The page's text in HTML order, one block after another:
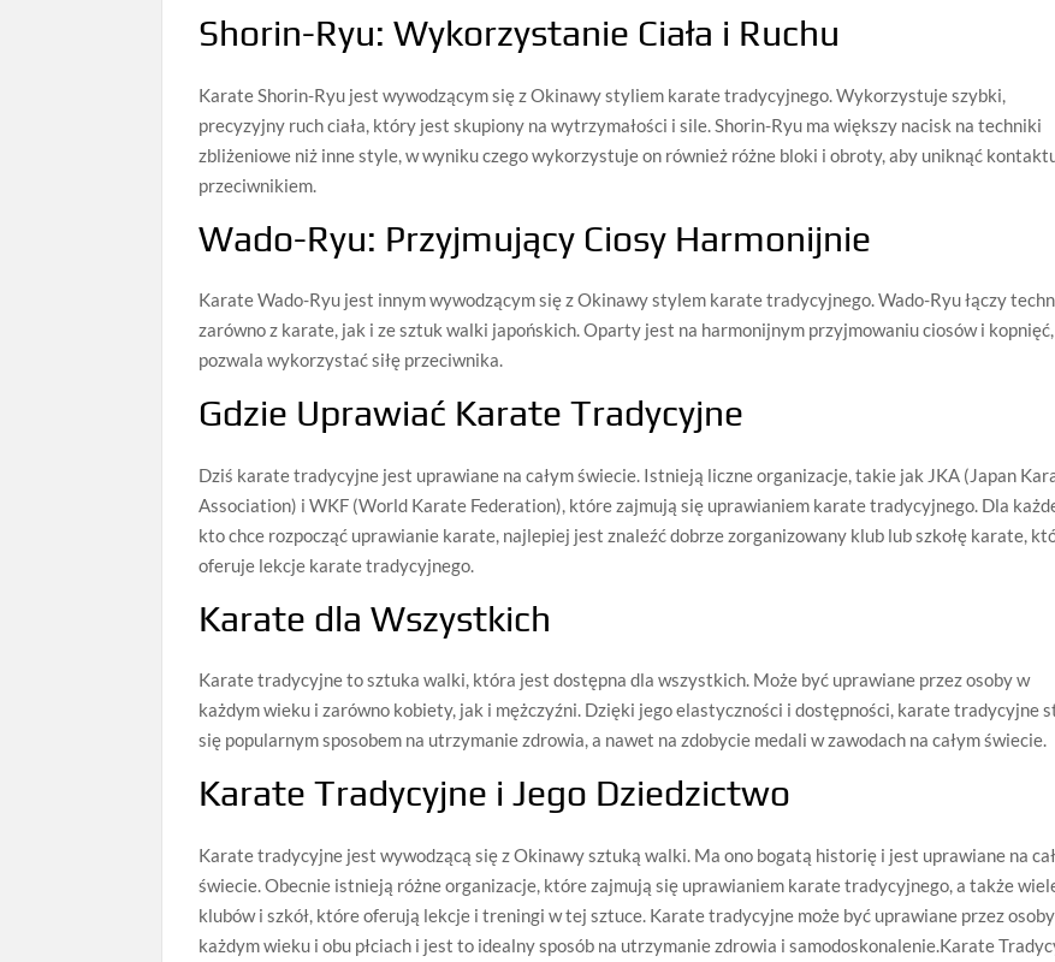
Shorin-Ryu: Wykorzystanie Ciała i Ruchu
Karate Shorin-Ryu jest wywodzącym się z Okinawy styliem karate tradycyjnego. Wykorzystuje szybki,
precyzyjny ruch ciała, który jest skupiony na wytrzymałości i sile. Shorin-Ryu ma większy nacisk na techniki
zbliżeniowe niż inne style, w wyniku czego wykorzystuje on również różne bloki i obroty, aby uniknąć
przeciwnikiem.
Wado-Ryu: Przyjmujący Ciosy Harmonijnie
Karate Wado-Ryu jest innym wywodzącym się z Okinawy stylem karate tradycyjnego. Wado-Ryu łączy
zarówno z karate, jak i ze sztuk walki japońskich. Oparty jest na harmonijnym przyjmowaniu ciosów i
pozwala wykorzystać siłę przeciwnika.
Gdzie Uprawiać Karate Tradycyjne
Dziś karate tradycyjne jest uprawiane na całym świecie. Istnieją liczne organizacje, takie jak JKA (Japan
Association) i WKF (World Karate Federation), które zajmują się uprawianiem karate tradycyjnego. Dla
kto chce rozpocząć uprawianie karate, najlepiej jest znaleźć dobrze zorganizowany klub lub szkołę karate,
oferuje lekcje karate tradycyjnego.
Karate dla Wszystkich
Karate tradycyjne to sztuka walki, która jest dostępna dla wszystkich. Może być uprawiane przez osoby w
każdym wieku i zarówno kobiety, jak i mężczyźni. Dzięki jego elastyczności i dostępności, karate tradycyjne
się popularnym sposobem na utrzymanie zdrowia, a nawet na zdobycie medali w zawodach na całym świecie.
Karate Tradycyjne i Jego Dziedzictwo
Karate tradycyjne jest wywodzącą się z Okinawy sztuką walki. Ma ono bogatą historię i jest uprawiane na
świecie. Obecnie istnieją różne organizacje, które zajmują się uprawianiem karate tradycyjnego, a także
klubów i szkół, które oferują lekcje i treningi w tej sztuce. Karate tradycyjne może być uprawiane przez
każdym wieku i obu płciach i jest to idealny sposób na utrzymanie zdrowia i samodoskonalenie.Karate